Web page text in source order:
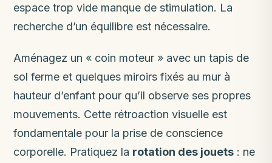
espace trop vide manque de stimulation. La
recherche d’un équilibre est nécessaire.
Aménagez un « coin moteur » avec un tapis de
sol ferme et quelques miroirs fixés au mur à
hauteur d’enfant pour qu’il observe ses propres
mouvements. Cette rétroaction visuelle est
fondamentale pour la prise de conscience
corporelle. Pratiquez la rotation des jouets : ne